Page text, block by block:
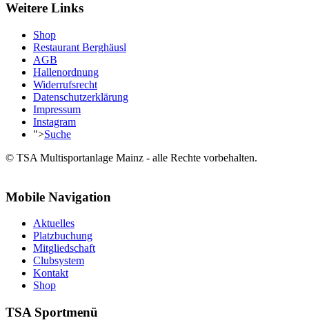
Weitere Links
Shop
Restaurant Berghäusl
AGB
Hallenordnung
Widerrufsrecht
Datenschutzerklärung
Impressum
Instagram
">Suche
© TSA Multisportanlage Mainz - alle Rechte vorbehalten.
Mobile Navigation
Aktuelles
Platzbuchung
Mitgliedschaft
Clubsystem
Kontakt
Shop
TSA Sportmenü